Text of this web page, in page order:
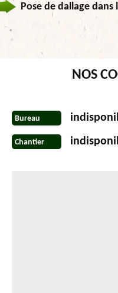
Pose de dallage dans
NOS
Bureau
Chantier